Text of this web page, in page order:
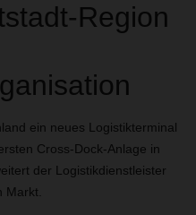
Region
ein neues Logistikterminal
Cross-Dock-Anlage in
der Logistikdienstleister
Markt.